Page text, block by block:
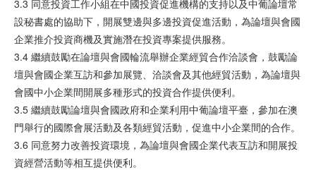
3.3 同意投資工作小組在中國投資促進機構的支持以及中葡論壇常
設秘書處的協助下，開展雙邊與多邊投資促進活動，為論壇與會國
企業推介投資商機及實施潛在投資專案提供服務。
3.4 繼續鼓勵在論壇與會國輪流舉辦企業經貿合作洽談會，鼓勵論
壇與會國企業互訪和參加展覽、洽談會及其他經貿活動，為論壇與
會國中小企業間開展多種形式的投資合作提供便利。
3.5 繼續鼓勵論壇與會國政府和企業利用中葡論壇平臺，參加在澳
門舉行的國際會展活動及各類經貿活動，促進中小企業間的合作。
3.6 同意努力改善投資環境，為論壇與會國企業代表互訪和開展投
資經營活動等相互提供便利。